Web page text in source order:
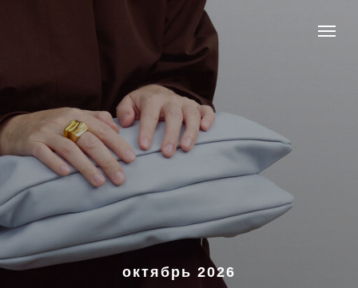
октябрь 2026